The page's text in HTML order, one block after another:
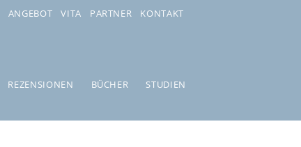
ANGEBOT VITA PARTNER KONTAKT
REZENSIONEN BÜCHER STUDIEN